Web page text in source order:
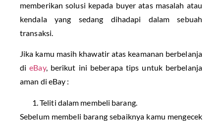
memberikan solusi kepada buyer atas masalah atau
kendala yang sedang dihadapi dalam sebuah
transaksi.
Jika kamu masih khawatir atas keamanan berbelanja
dieBay, berikut ini beberapa tips untuk berbelanja
aman di eBay :
Teliti dalam membeli barang.
Sebelum membeli barang sebaiknya kamu mengecek